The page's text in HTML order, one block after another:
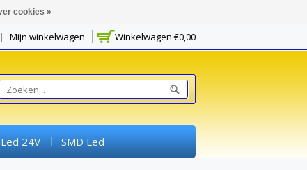
Winkelwagen €0,00
Mijn winkelwagen
24V SMD Led
cookies »